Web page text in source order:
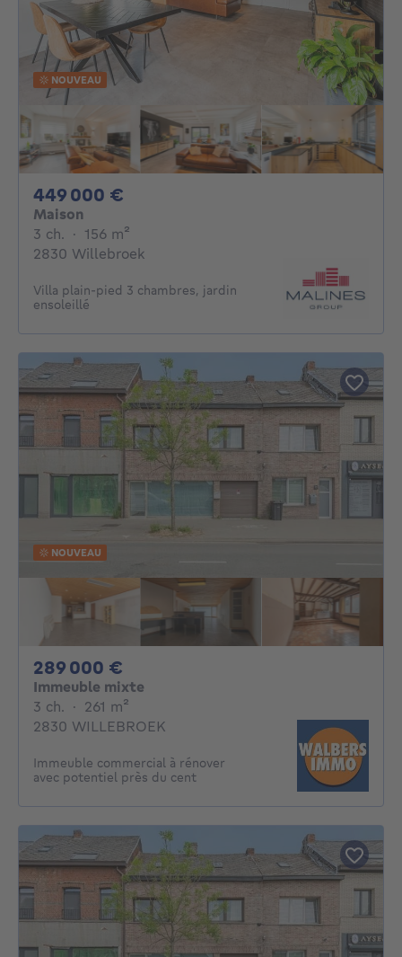
NOUVEAU
449 000 €
Maison
3 ch. 3 chambres
· 156 m²
2830 Willebroek
Villa plain-pied 3 chambres, jardin
ensoleillé
NOUVEAU
289 000 €
Immeuble mixte
3 ch. 3 chambres
· 261 m²
2830 WILLEBROEK
Immeuble commercial à rénover
avec potentiel près du cent